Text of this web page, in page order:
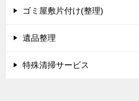
ゴミ屋敷片付け(整理)
遺品整理
特殊清掃サービス